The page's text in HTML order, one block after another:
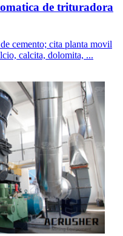
de trituradora
cemento; cita planta movil
calcita, dolomita, ...